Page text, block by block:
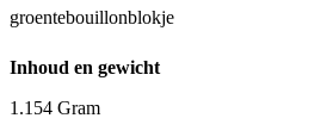
groentebouillonblokje
Inhoud en gewicht
1.154 Gram